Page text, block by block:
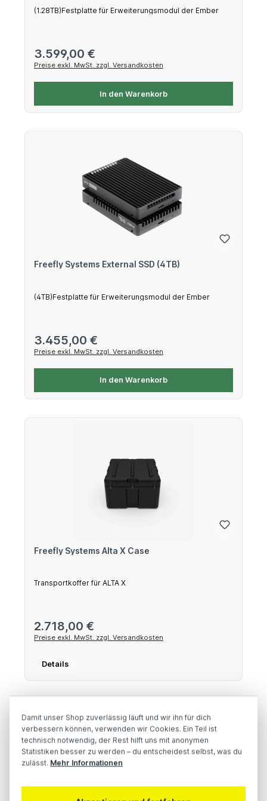
(1.28TB)Festplatte für Erweiterungsmodul der Ember
Regulärer Preis:
3.599,00 €
Preise exkl. MwSt. zzgl. Versandkosten
In den Warenkorb
Freefly Systems External SSD (4TB)
(4TB)Festplatte für Erweiterungsmodul der Ember
Regulärer Preis:
3.455,00 €
Preise exkl. MwSt. zzgl. Versandkosten
In den Warenkorb
Freefly Systems Alta X Case
Transportkoffer für ALTA X
Regulärer Preis:
2.718,00 €
Preise exkl. MwSt. zzgl. Versandkosten
Details
Damit unser Shop zuverlässig läuft und wir ihn für dich
verbessern können, verwenden wir Cookies. Ein Teil ist
technisch notwendig, der Rest hilft uns mit anonymen
Statistiken besser zu werden – du entscheidest selbst, was du
zulässt. Mehr Informationen